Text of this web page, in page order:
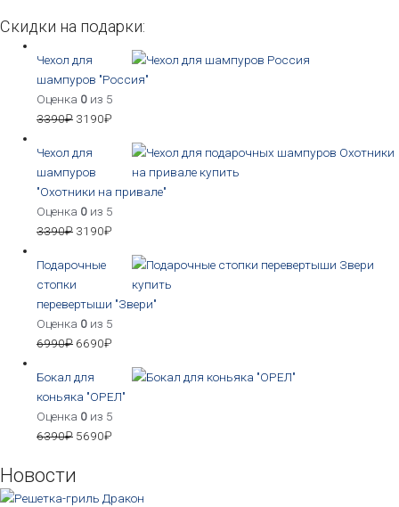
Скидки на подарки:
Чехол для
шампуров "Россия"
Оценка 0 из 5
3390₽ 3190₽
Чехол для
шампуров
"Охотники на привале"
Оценка 0 из 5
3390₽ 3190₽
Подарочные
стопки
перевертыши "Звери"
Оценка 0 из 5
6990₽ 6690₽
Бокал для
коньяка "ОРЕЛ"
Оценка 0 из 5
6390₽ 5690₽
Новости